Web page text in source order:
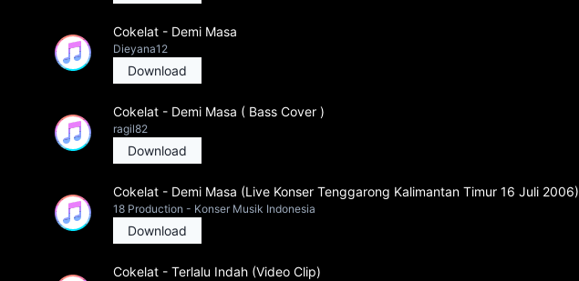
Cokelat - Demi Masa
Dieyana12
Download
Cokelat - Demi Masa ( Bass Cover )
ragil82
Download
Cokelat - Demi Masa (Live Konser Tenggarong Kalimantan Timur 16 Juli 2006)
18 Production - Konser Musik Indonesia
Download
Cokelat - Terlalu Indah (Video Clip)